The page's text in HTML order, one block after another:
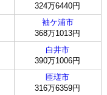
324万6440円
袖ケ浦市
368万1013円
白井市
390万1006円
匝瑳市
316万6359円